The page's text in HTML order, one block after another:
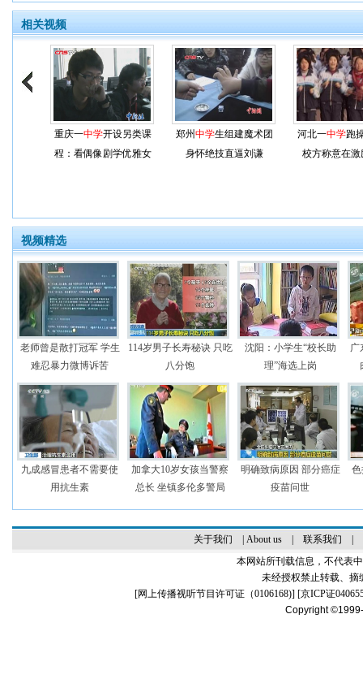
相关视频
重庆一中学开设另类课
程：看偶像剧学优雅女
郑州中学生组建魔术团
身怀绝技直逼刘谦
河北一中学跑
校方称意在激
视频精选
老师曾是散打冠军 学生
难忍暴力微博诉苦
114岁男子长寿秘诀 只吃
八分饱
沈阳：小学生“校长助
理”海选上岗
广
九成感冒患者不需要使
用抗生素
加拿大10岁女孩当警察
总长 坐镇多伦多警局
明确致病原因 部分癌症
疫苗问世
色
关于我们 About us| 联系我们
本网站所刊载信息，不代表
未经授权禁止转载、摘
[网上传播视听节目许可证（0106168)] [京ICP证
Copyright